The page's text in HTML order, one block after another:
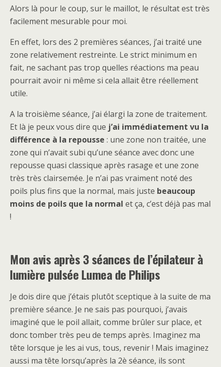
Alors là pour le coup, sur le maillot, le résultat est très
facilement mesurable pour moi.
En effet, lors des 2 premières séances, j’ai traité une
zone relativement restreinte. Le strict minimum en
fait, ne sachant pas trop quelles réactions ma peau
pourrait avoir ni même si cela allait être réellement
utile.
A la troisième séance, j’ai élargi la zone de traitement.
Et là je peux vous dire que j’ai immédiatement vu la
différence à la repousse : une zone non traitée, une
zone qui n’avait subi qu’une séance avec donc une
repousse quasi classique après rasage et une zone
très très clairsemée. Je n’ai pas vraiment noté des
poils plus fins que la normal, mais juste beaucoup
moins de poils que la normal et ça, c’est déjà pas mal
!
Mon avis après 3 séances de l’épilateur à
lumière pulsée Lumea de Philips
Je dois dire que j’étais plutôt sceptique à la suite de ma
première séance. Je ne sais pas pourquoi, j’avais
imaginé que le poil allait, comme brûler sur place, et
donc tomber très peu de temps après. Imaginez ma
tête lorsque je les ai vus, tous, revenir ! Mais imaginez
aussi ma tête lorsqu’après la 2è séance, ils sont